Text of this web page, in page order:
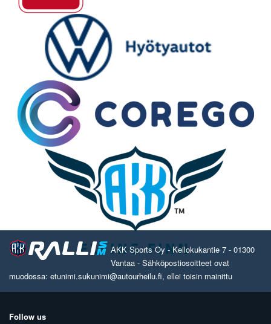
AKK Sports Oy - Kellokukantie 7 - 01300
Vantaa - Sähköpostiosoitteet ovat
muodossa: etunimi.sukunimi@autourheilu.fi, ellei toisin mainittu
Follow us